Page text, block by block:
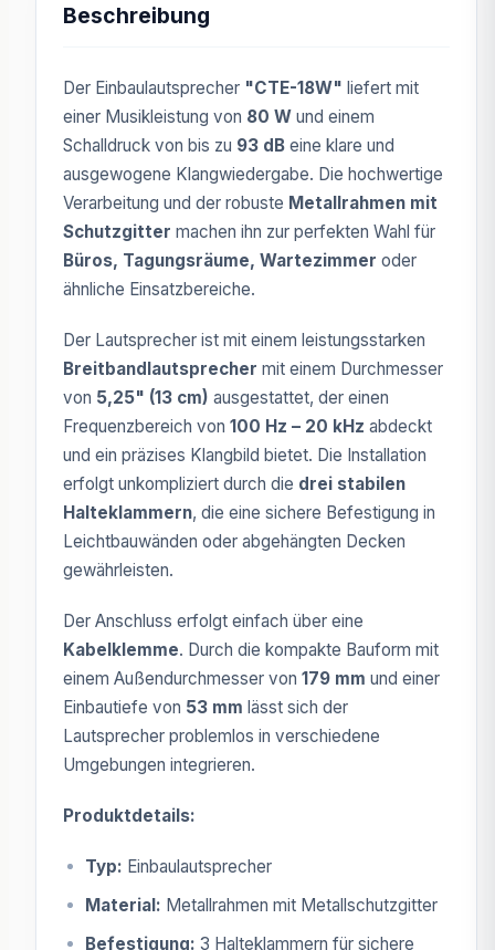
Beschreibung
Der Einbaulautsprecher "CTE-18W" liefert mit
einer Musikleistung von 80 W und einem
Schalldruck von bis zu 93 dB eine klare und
ausgewogene Klangwiedergabe. Die hochwertige
Verarbeitung und der robuste Metallrahmen mit
Schutzgitter machen ihn zur perfekten Wahl für
Büros, Tagungsräume, Wartezimmer oder
ähnliche Einsatzbereiche.
Der Lautsprecher ist mit einem leistungsstarken
Breitbandlautsprecher mit einem Durchmesser
von 5,25" (13 cm) ausgestattet, der einen
Frequenzbereich von 100 Hz – 20 kHz abdeckt
und ein präzises Klangbild bietet. Die Installation
erfolgt unkompliziert durch die drei stabilen
Halteklammern, die eine sichere Befestigung in
Leichtbauwänden oder abgehängten Decken
gewährleisten.
Der Anschluss erfolgt einfach über eine
Kabelklemme. Durch die kompakte Bauform mit
einem Außendurchmesser von 179 mm und einer
Einbautiefe von 53 mm lässt sich der
Lautsprecher problemlos in verschiedene
Umgebungen integrieren.
Produktdetails:
Typ: Einbaulautsprecher
Material: Metallrahmen mit Metallschutzgitter
Befestigung: 3 Halteklammern für sichere